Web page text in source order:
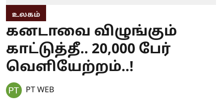
உலகம்
கனடாவை விழுங்கும்
காட்டுத்தீ.. 20,000 பேர்
வெளியேற்றம்..!
PT WEB